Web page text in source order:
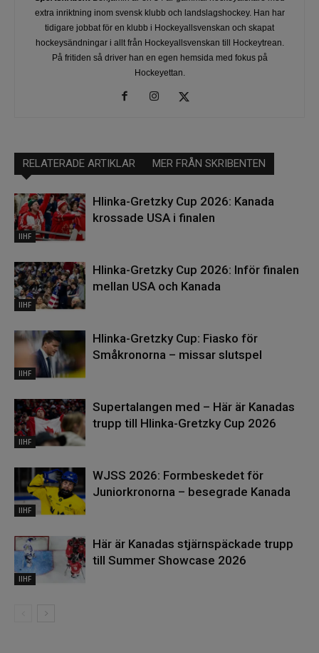
extra inriktning inom svensk klubb och landslagshockey. Han har
tidigare jobbat för en klubb i Hockeyallsvenskan och skapat
hockeysändningar i allt från Hockeyallsvenskan till Hockeytrean.
På fritiden så driver han en egen hemsida med fokus på
Hockeyettan.
RELATERADE ARTIKLAR MER FRÅN SKRIBENTEN
IIHF
Hlinka-Gretzky Cup 2026: Kanada
krossade USA i finalen
IIHF
Hlinka-Gretzky Cup 2026: Inför finalen
mellan USA och Kanada
IIHF
Hlinka-Gretzky Cup: Fiasko för
Småkronorna – missar slutspel
IIHF
Supertalangen med – Här är Kanadas
trupp till Hlinka-Gretzky Cup 2026
IIHF
WJSS 2026: Formbeskedet för
Juniorkronorna – besegrade Kanada
IIHF
Här är Kanadas stjärnspäckade trupp
till Summer Showcase 2026